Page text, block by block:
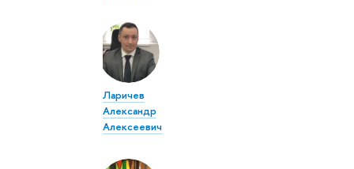
Ларичев
Александр
Алексеевич